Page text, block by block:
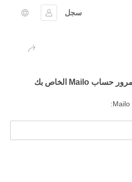
سجل
تسجيل الدخول
اختيار
عودة